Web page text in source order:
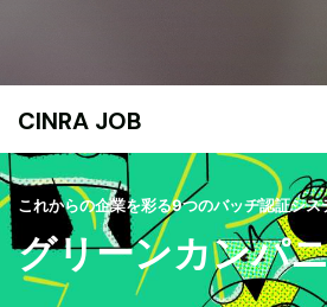
CINRA JOB
これからの企業を彩る9つのバッヂ認証シス
グリーンカンパ